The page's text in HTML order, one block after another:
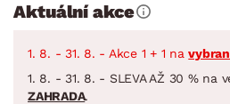
Aktuální akce
1. 8. - 31. 8. - Akce 1 + 1 na
1. 8. - 31. 8. - SLEVA AŽ 30 % na
ZAHRADA.